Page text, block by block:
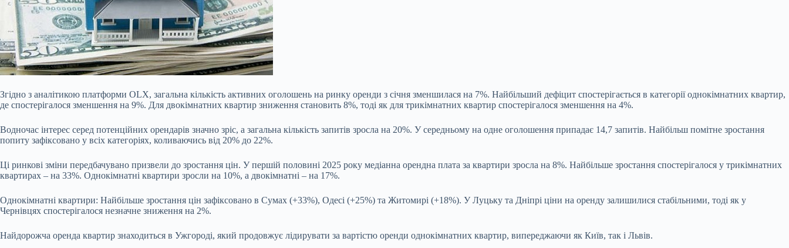
Згідно з аналітикою платформи OLX, загальна кількість активних оголошень на ринку оренди з січня зменшилася на 7%. Найбільший дефіцит спостерігається в категорії однокімнатних квартир,
де спостерігалося зменшення на 9%. Для двокімнатних квартир зниження становить 8%, тоді як для трикімнатних квартир спостерігалося зменшення на 4%.
Водночас інтерес серед потенційних орендарів значно зріс, а загальна кількість запитів зросла на 20%. У середньому на одне оголошення припадає 14,7 запитів. Найбільш помітне зростання
попиту зафіксовано у всіх категоріях, коливаючись від 20% до 22%.
Ці ринкові зміни передбачувано призвели до зростання цін. У першій половині 2025 року медіанна орендна плата за квартири зросла на 8%. Найбільше зростання спостерігалося у трикімнатних
квартирах – на 33%. Однокімнатні квартири зросли на 10%, а двокімнатні – на 17%.
Однокімнатні квартири: Найбільше зростання цін зафіксовано в Сумах (+33%), Одесі (+25%) та Житомирі (+18%). У Луцьку та Дніпрі ціни на оренду залишилися стабільними, тоді як у
Чернівцях спостерігалося незначне зниження на 2%.
Найдорожча оренда квартир знаходиться в Ужгороді, який продовжує лідирувати за вартістю оренди однокімнатних квартир, випереджаючи як Київ, так і Львів.